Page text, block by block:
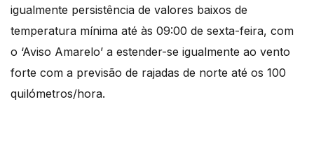
igualmente persistência de valores baixos de
temperatura mínima até às 09:00 de sexta-feira, com
o ‘Aviso Amarelo’ a estender-se igualmente ao vento
forte com a previsão de rajadas de norte até os 100
quilómetros/hora.